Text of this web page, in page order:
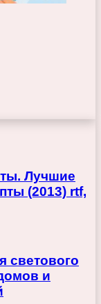
Лучшие
(2013) rtf,
светового
и